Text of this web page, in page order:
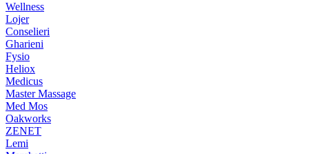
Wellness
Lojer
Conselieri
Gharieni
Fysio
Heliox
Medicus
Master Massage
Med Mos
Oakworks
ZENET
Lemi